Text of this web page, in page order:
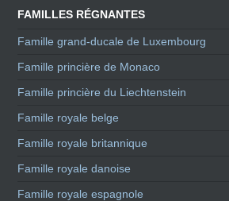
FAMILLES RÉGNANTES
Famille grand-ducale de Luxembourg
Famille princière de Monaco
Famille princière du Liechtenstein
Famille royale belge
Famille royale britannique
Famille royale danoise
Famille royale espagnole